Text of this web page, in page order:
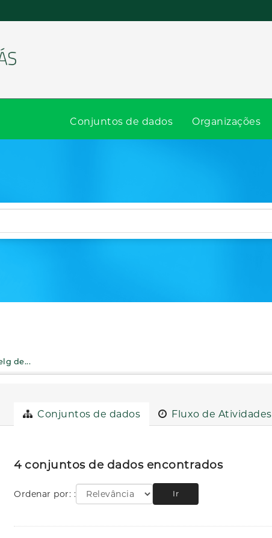
Conjuntos de dados Organizações
de...
Conjuntos de dados Fluxo de Atividades
4 conjuntos de dados encontrados
Ordenar por: Ir